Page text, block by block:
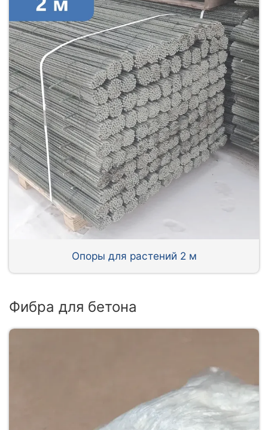
Опоры для растений 2 м
Фибра для бетона